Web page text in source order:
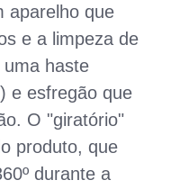
aparelho que
e a limpeza de
haste
e esfregão que
O "giratório"
produto, que
durante a